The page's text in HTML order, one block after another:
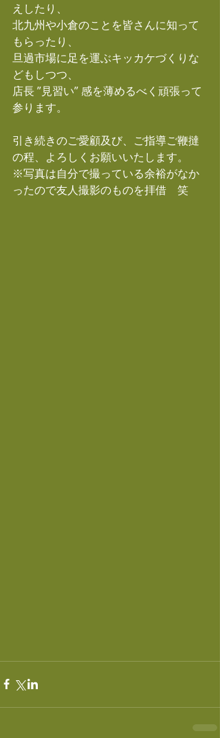
えしたり、
北九州や小倉のことを皆さんに知って
もらったり、
旦過市場に足を運ぶキッカケづくりな
どもしつつ、
店長 ”見習い” 感を薄めるべく頑張って
参ります。
引き続きのご愛顧及び、ご指導ご鞭撻
の程、よろしくお願いいたします。
※写真は自分で撮っている余裕がなか
ったので友人撮影のものを拝借　笑